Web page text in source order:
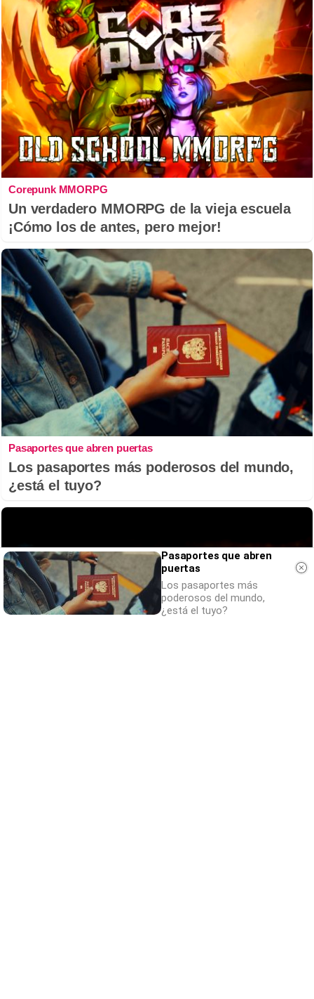
Corepunk MMORPG
Un verdadero MMORPG de la vieja escuela
¡Cómo los de antes, pero mejor!
Pasaportes que abren puertas
Los pasaportes más poderosos del mundo,
¿está el tuyo?
Pasaportes que abren
puertas
Los pasaportes más
poderosos del mundo,
¿está el tuyo?